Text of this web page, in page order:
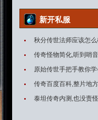
新开私服
秋分传世法师应该怎
传奇怪物简化,听到哨
原始传世手把手教你
传奇百度百科,整片地
泰坦传奇内测,也没责